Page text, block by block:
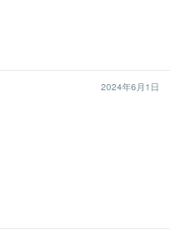
2024年6月1日